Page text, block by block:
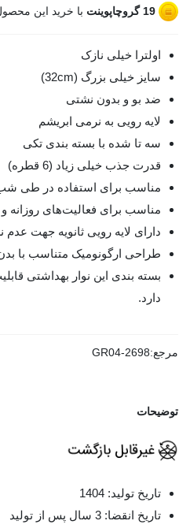
19 گروچاپوینت با خرید این
اولترا خیلی نازک
سایز خیلی بزرگ (32cm)
ضد بو و بدون نشتی
لایه رویی به نرمی ابریشم
سه تا شده با بسته بندی تکی
قدرت جذب خیلی زیاد (6 قطره)
مناسب برای استفاده در طی
مناسب برای فعالیت‌های روزانه
دارای لایه رویی ثانویه جهت عدم
طراحی ارگونومیک متناسب با
بسته بندی این نوار بهداشتی
دارد.
مرجع:GR04-2698
توضیحات
تاریخ تولید: 1404
تاریخ انقضا: 3 سال پس از تولید